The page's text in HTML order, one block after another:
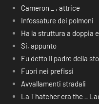
Cameron _ , attrice
Infossature dei polmoni
Ha la struttura a doppia
Si, appunto
Fu detto Il padre della
Fuori nei prefissi
Avvallamenti stradali
La Thatcher era the _